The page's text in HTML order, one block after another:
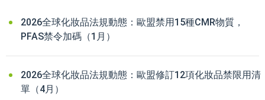
2026全球化妝品法規動態：歐盟禁用15種CMR物質，
PFAS禁令加碼（1月）
2026全球化妝品法規動態：歐盟修訂12項化妝品禁限用清
單（4月）